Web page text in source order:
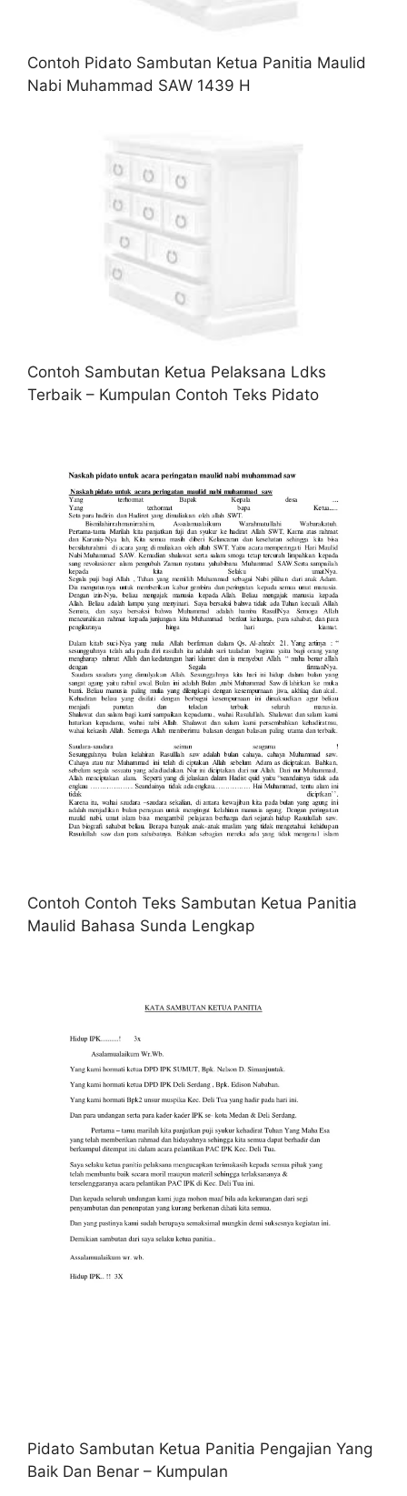
Contoh Pidato Sambutan Ketua Panitia Maulid
Nabi Muhammad SAW 1439 H
Contoh Sambutan Ketua Pelaksana Ldks
Terbaik – Kumpulan Contoh Teks Pidato
Contoh Contoh Teks Sambutan Ketua Panitia
Maulid Bahasa Sunda Lengkap
Pidato Sambutan Ketua Panitia Pengajian Yang
Baik Dan Benar – Kumpulan